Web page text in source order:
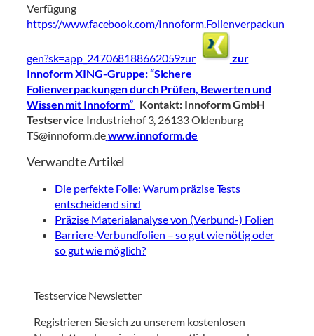
Verfügung
https://www.facebook.com/Innoform.Folienverpackun
gen?sk=app_247068188662059zur
zur
Innoform XING-Gruppe: “Sichere
Folienverpackungen durch Prüfen, Bewerten und
Wissen mit Innoform” Kontakt: Innoform GmbH
Testservice Industriehof 3, 26133 Oldenburg
TS@innoform.dewww.innoform.de
Verwandte Artikel
Die perfekte Folie: Warum präzise Tests
entscheidend sind
Präzise Materialanalyse von (Verbund-) Folien
Barriere-Verbundfolien – so gut wie nötig oder
so gut wie möglich?
Testservice Newsletter
Registrieren Sie sich zu unserem kostenlosen